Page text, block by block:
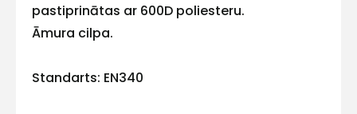
pastiprinātas ar 600D poliesteru.
Āmura cilpa.
Standarts: EN340
Kontakttālrunis